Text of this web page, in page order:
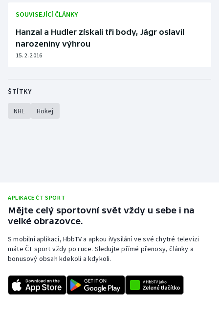
SOUVISEJÍCÍ ČLÁNKY
Hanzal a Hudler získali tři body, Jágr oslavil
narozeniny výhrou
15. 2. 2016
ŠTÍTKY
NHL Hokej
APLIKACE ČT SPORT
Mějte celý sportovní svět vždy u sebe i na
velké obrazovce.
S mobilní aplikací, HbbTV a apkou iVysílání ve své chytré televizi
máte ČT sport vždy po ruce. Sledujte přímé přenosy, články a
bonusový obsah kdekoli a kdykoli.